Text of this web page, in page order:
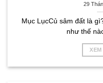
29
Mục LụcCủ sâm đất là
như thế
XEM